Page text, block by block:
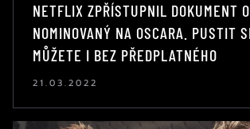
NETFLIX ZPŘÍSTUPNIL DOKUMENT
NOMINOVANÝ NA OSCARA. PUSTIT
MŮŽETE I BEZ PŘEDPLATNÉHO
21.03.2022